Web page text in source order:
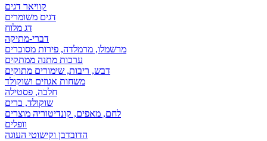
קוויאר דגים
דגים משומרים
דג מלוח
דברי-מתיקה
מרשמלו, מרמלדה, פירות מסוכרים
ערכות מתנה ממתקים
דבש, ריבות, שימורים מתוקים
משחות אגוזים ושוקולד
חלבה, פסטילה
שוקולד, ברים
לחם, מאפים, קונדיטוריה מוצרים
וופלים
הדובדבן וקישוטי העוגה